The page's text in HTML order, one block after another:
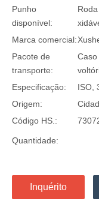
Punho
disponível:
Marca comercial:
Pacote de
transporte:
Especificação:
ISO,
Origem:
Código HS.:
Quantidade:
Inquérito